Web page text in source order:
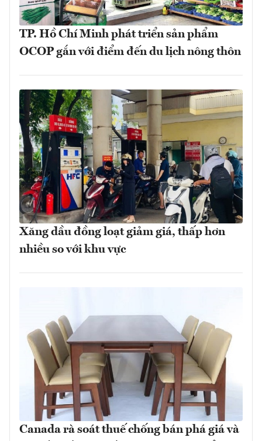
TP. Hồ Chí Minh phát triển sản phẩm
OCOP gắn với điểm đến du lịch nông thôn
Xăng dầu đồng loạt giảm giá, thấp hơn
nhiều so với khu vực
Canada rà soát thuế chống bán phá giá và